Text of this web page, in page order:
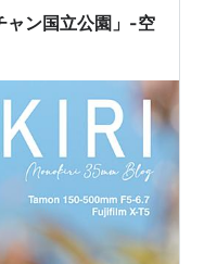
は…
ャン国立公園」-空